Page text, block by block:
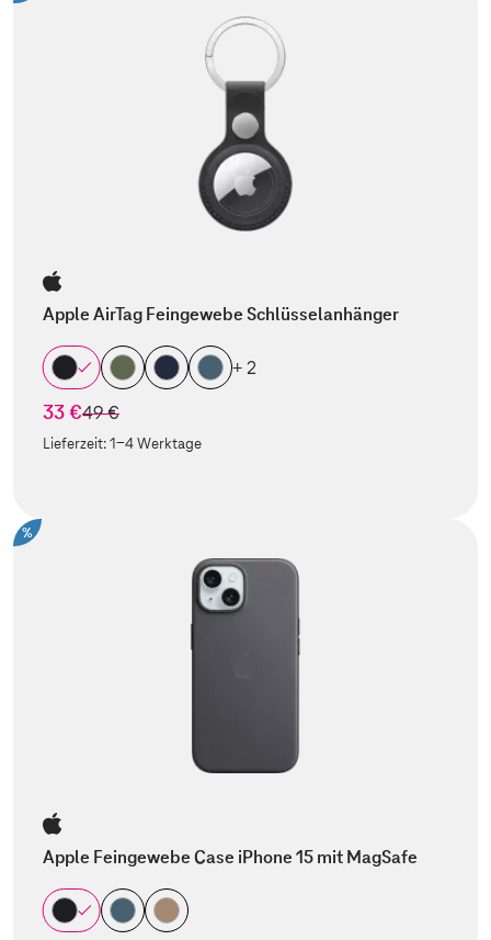
Apple AirTag Feingewebe Schlüsselanhänger
+ 2
33 €statt
49 €
Lieferzeit:1-4 Werktage
%
Apple Feingewebe Case iPhone 15 mit MagSafe